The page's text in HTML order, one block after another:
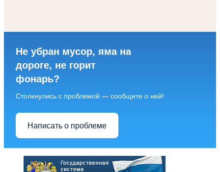
Не убран мусор, яма на
дороге, не горит
фонарь?
Столкнулись с проблемой — сообщите о ней!
Написать о проблеме